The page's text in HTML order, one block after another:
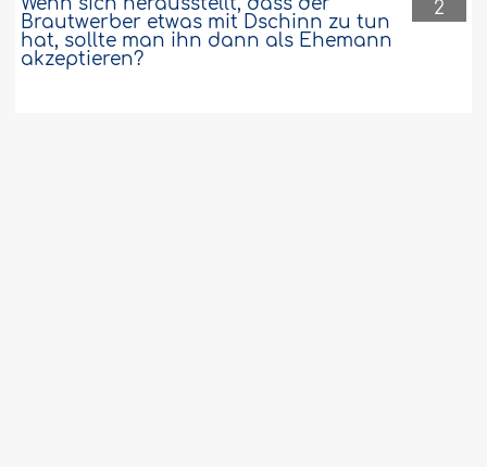
2
Brautwerber etwas mit Dschinn zu tun
hat, sollte man ihn dann als Ehemann
akzeptieren?